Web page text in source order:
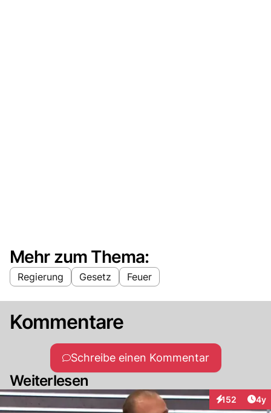
Mehr zum Thema:
Regierung Gesetz Feuer
Kommentare
Schreibe einen Kommentar
Weiterlesen
152
Interaktionen
4y